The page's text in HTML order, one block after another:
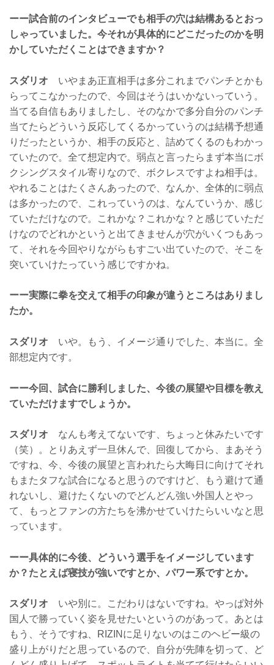
ーー試合前のインタビューでも相手の穴は結構あるとおっ
しゃっていました。今それが具体的にどこだったのかを明
かしていただくことはできますか？
スダリオ いやまあ正直相手は多分これまでパンチとかも
らってこなかったので、今回はそうはいかないっていう。
当てる自信もありましたし、そのなかで多分自分のパンチ
当てたらどういう反応してくるかっていうのは結構予想通
りだったというか、相手の反応と、詰めてくるのもわかっ
ていたので。全て想定内で。弱点と言ったらまず本当にボ
クシングスタイル寄りなので、ボクレスですよね相手は。
やれることはたくさんあったので、なんか、全体的に弱点
は多かったので、これっていうのは、なんていうか、感じ
ていただけなので。これかな？これかな？と感じていただ
けなのでどれかというと出てきませんが穴がいくつもあっ
て、それを今回やりながらもすごい出ていたので、そこを
突いていけたっていう感じですかね。
ーー実際に拳を交えて相手の印象が違うところはありまし
たか。
スダリオ いや。もう、イメージ通りでした、本当に。全
部想定内です。
ーー今回、試合に勝利しました、今後の展望や目標を教え
ていただけますでしょうか。
スダリオ なんも考えてないです、ちょっと休みたいです
（笑）。とりあえず一旦休んで、回復してから、まあそう
ですね、今、今後の展望と言われたら大晦日に向けてそれ
もまたタフな試合になると思うのですけど、もう避けて通
れないし、避けたくないのでどんどん強い外国人とやっ
て、もっとファンの方たちを沸かせていけたらいいなと思
っています。
ーー具体的に今後、どういう選手をイメージしています
か？たとえば寝技が強いですとか、パワー系ですとか。
スダリオ いや別に。こだわりはないですね。やっぱ対外
国人で勝っていく姿を見せたいというのがあって。あとは
もう、そうですね、RIZINに足りないのはこのヘビー級の
盛り上がりだと思っているので、自分が先陣を切って、ど